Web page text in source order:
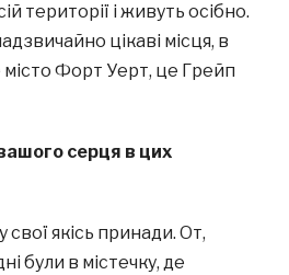
території і живуть осібно.
цікаві місця, в
Форт Уерт, це Грейп
серця в цих
якісь принади. От,
були в містечку, де